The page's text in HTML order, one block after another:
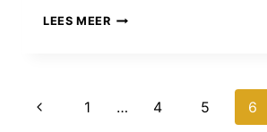
LEES MEERATTRAFISH
JE
Paginanavigatie
Vorige
1 … 4 5 6